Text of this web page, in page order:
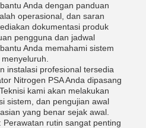
Anda dengan panduan
operasional, dan saran
dokumentasi produk
pengguna dan jadwal
Anda memahami sistem
instalasi profesional tersedia
Nitrogen PSA Anda dipasang
kami akan melakukan
sistem, dan pengujian awal
yang benar sejak awal.
rutin sangat penting